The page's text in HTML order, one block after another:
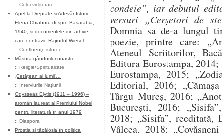
:: Colocvii literare
Apel la Dreptate și Adevăr Istoric:
Elena Chiaburu despre Basarabia,
1940, și documentele din arhive
care contrazic Raportul Wiesel
:: Confluenţe istorice
Măsura gândurilor noastre…
:: Religie/Spiritualitate
„Cetățean al lumii”…
:: Interviurile Naţiunii
Odysseas Elytis (1911 – 1996) –
aromân laureat al Premiului Nobel
pentru literatură în anul 1979
:: Diaspora
Prostia și tăcăloșia în politica
condeie”, iar debutul
versuri „Cerșetori de
Domnia sa de-a lungul
poezie, printre care:
Ateneul Scriitorilor,
Editura Eurostampa,
Eurostampa, 2015;
Editorial, 2016;
Târgu Mureș, 2016;
București, 2016;
2018; „Sisifa”,
Vâlcea, 2018;